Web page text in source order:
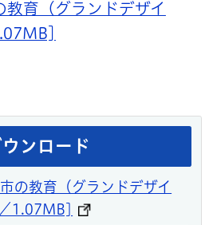
育（グランドデザイ
ンロード
の教育（グランドデザイ
1.07MB]